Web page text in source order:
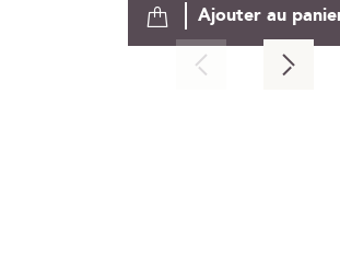
Ajouter au